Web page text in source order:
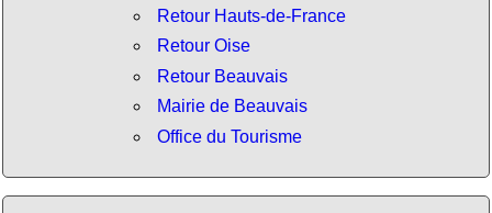
Retour Hauts-de-France
Retour Oise
Retour Beauvais
Mairie de Beauvais
Office du Tourisme